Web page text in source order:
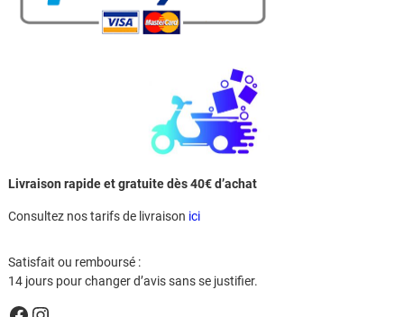
Livraison rapide et gratuite dès 40€ d’achat
Consultez nos tarifs de livraison ici
Satisfait ou remboursé :
14 jours pour changer d’avis sans se justifier.